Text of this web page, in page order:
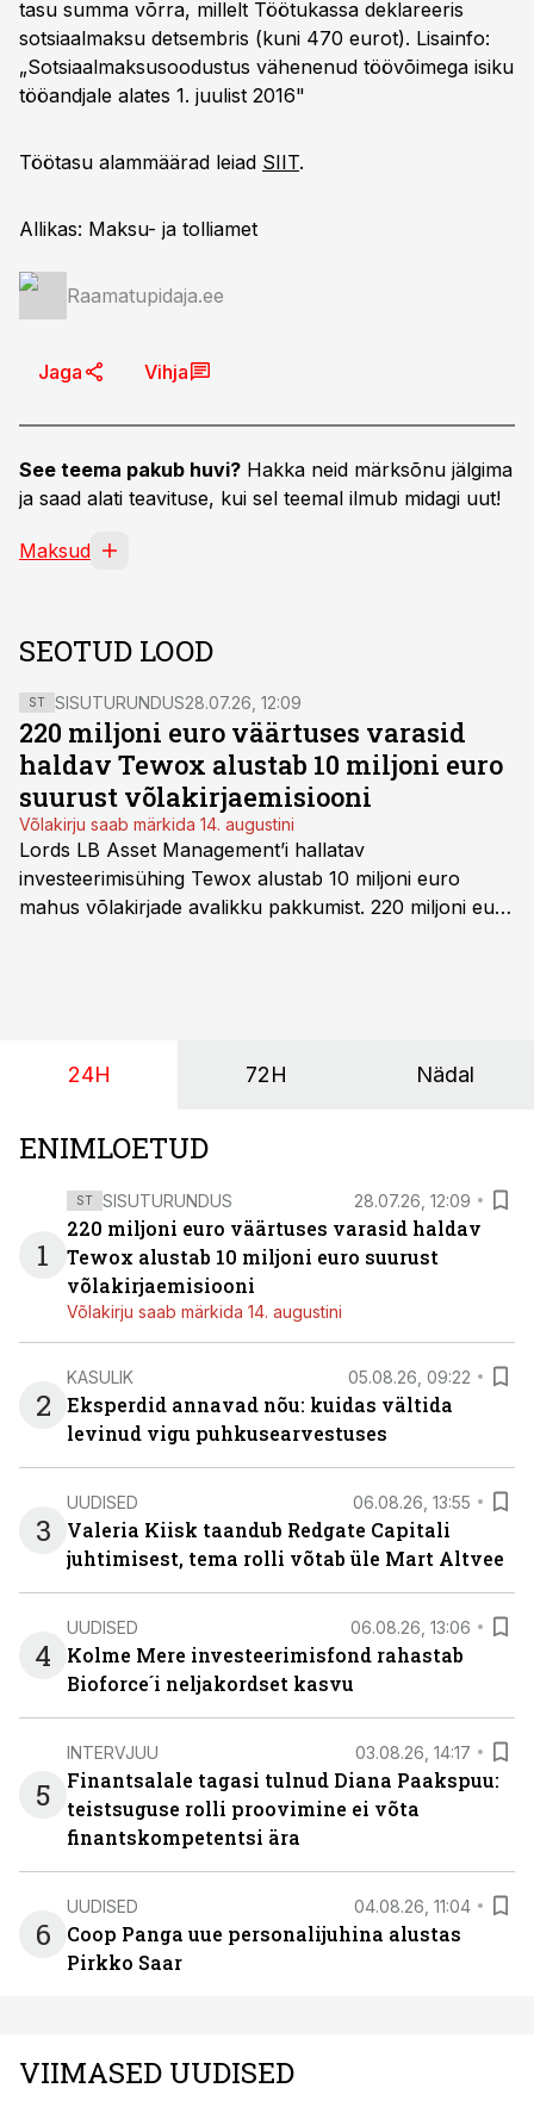
tasu summa võrra, millelt Töötukassa deklareeris
sotsiaalmaksu detsembris (kuni 470 eurot). Lisainfo:
„Sotsiaalmaksusoodustus vähenenud töövõimega isiku
tööandjale alates 1. juulist 2016"
Töötasu alammäärad leiad SIIT.
Allikas: Maksu- ja tolliamet
Raamatupidaja.ee
Jaga Vihja
See teema pakub huvi? Hakka neid märksõnu jälgima
ja saad alati teavituse, kui sel teemal ilmub midagi uut!
Maksud
SEOTUD LOOD
ST SISUTURUNDUS28.07.26, 12:09
220 miljoni euro väärtuses varasid
haldav Tewox alustab 10 miljoni euro
suurust võlakirjaemisiooni
Võlakirju saab märkida 14. augustini
Lords LB Asset Management’i hallatav
investeerimisühing Tewox alustab 10 miljoni euro
mahus võlakirjade avalikku pakkumist. 220 miljoni euro
24H 72H Nädal
ENIMLOETUD
1
ST SISUTURUNDUS 28.07.26, 12:09
220 miljoni euro väärtuses varasid haldav
Tewox alustab 10 miljoni euro suurust
võlakirjaemisiooni
Võlakirju saab märkida 14. augustini
2
KASULIK 05.08.26, 09:22
Eksperdid annavad nõu: kuidas vältida
levinud vigu puhkusearvestuses
3
UUDISED 06.08.26, 13:55
Valeria Kiisk taandub Redgate Capitali
juhtimisest, tema rolli võtab üle Mart Altvee
4
UUDISED 06.08.26, 13:06
Kolme Mere investeerimisfond rahastab
Bioforce´i neljakordset kasvu
5
INTERVJUU 03.08.26, 14:17
Finantsalale tagasi tulnud Diana Paakspuu:
teistsuguse rolli proovimine ei võta
finantskompetentsi ära
6
UUDISED 04.08.26, 11:04
Coop Panga uue personalijuhina alustas
Pirkko Saar
VIIMASED UUDISED